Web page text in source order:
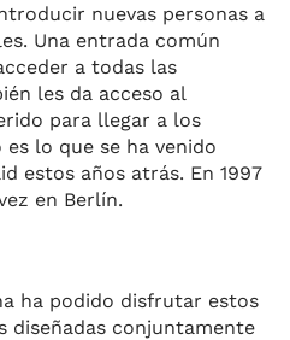
nuevas personas a
Una entrada común
a todas las
les da acceso al
para llegar a los
lo que se ha venido
estos años atrás. En 1997
en Berlín.
ha podido disfrutar estos
diseñadas conjuntamente